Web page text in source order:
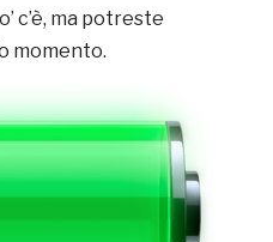
c’è, ma potreste
momento.